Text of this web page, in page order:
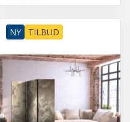
NY TILBUD